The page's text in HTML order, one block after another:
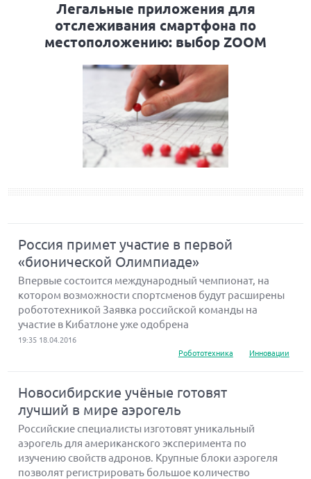
Легальные приложения для
отслеживания смартфона по
местоположению: выбор ZOOM
Россия примет участие в первой
«бионической Олимпиаде»
Впервые состоится международный чемпионат, на
котором возможности спортсменов будут расширены
робототехникой Заявка российской команды на
участие в Кибатлоне уже одобрена
19:35 18.04.2016
Робототехника
Инновации
Новосибирские учёные готовят
лучший в мире аэрогель
Российские специалисты изготовят уникальный
аэрогель для американского эксперимента по
изучению свойств адронов. Крупные блоки аэрогеля
позволят регистрировать большое количество